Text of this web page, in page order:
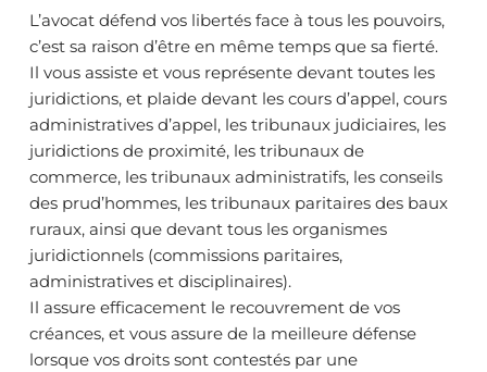
L’avocat défend vos libertés face à tous les pouvoirs,
c’est sa raison d’être en même temps que sa fierté.
Il vous assiste et vous représente devant toutes les
juridictions, et plaide devant les cours d’appel, cours
administratives d’appel, les tribunaux judiciaires, les
juridictions de proximité, les tribunaux de
commerce, les tribunaux administratifs, les conseils
des prud’hommes, les tribunaux paritaires des baux
ruraux, ainsi que devant tous les organismes
juridictionnels (commissions paritaires,
administratives et disciplinaires).
Il assure efficacement le recouvrement de vos
créances, et vous assure de la meilleure défense
lorsque vos droits sont contestés par une